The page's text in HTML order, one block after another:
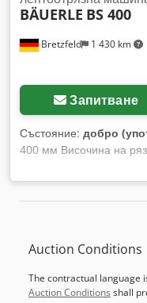
Bretzfeld 1 430 km
BÄUERLE BS 400
Запитване
Състояние: добро
400 мм Височина на
380 мм Мощност на
Esck Размери на
машината:
Auction Conditions
The contractual language
Auction Conditions shall